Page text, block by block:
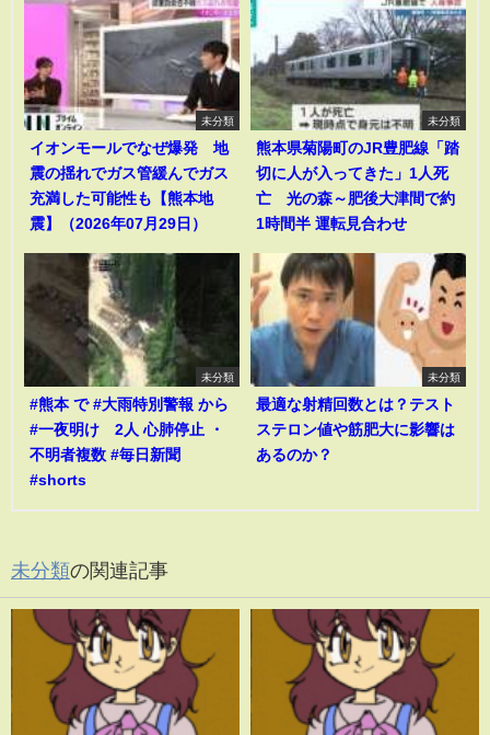
未分類
イオンモールでなぜ爆発 地
震の揺れでガス管緩んでガス
充満した可能性も【熊本地
震】（2026年07月29日）
未分類
熊本県菊陽町のJR豊肥線「踏
切に人が入ってきた」1人死
亡 光の森～肥後大津間で約
1時間半 運転見合わせ
未分類
#熊本 で #大雨特別警報 から
#一夜明け 2人 心肺停止 ・
不明者複数 #毎日新聞
#shorts
未分類
最適な射精回数とは？テスト
ステロン値や筋肥大に影響は
あるのか？
未分類の関連記事